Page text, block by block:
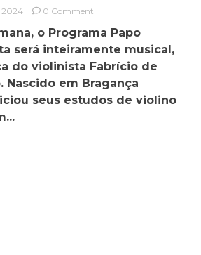
2024 0 Commenton
“Papo
D’Oro
Entrevista”
recebe
o
violinista
o Programa Papo
será inteiramente musical,
do violinista Fabrício de
Nascido em Bragança
seus estudos de violino